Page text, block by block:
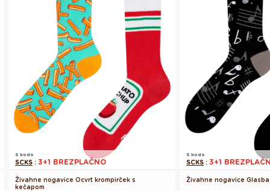
S kodo
SCKS : 3+1 BREZPLAČNO
Živahne nogavice Ocvrt krompirček s
kečapom
S kodo
SCKS : 3+1
Živahne nogavice Glasba